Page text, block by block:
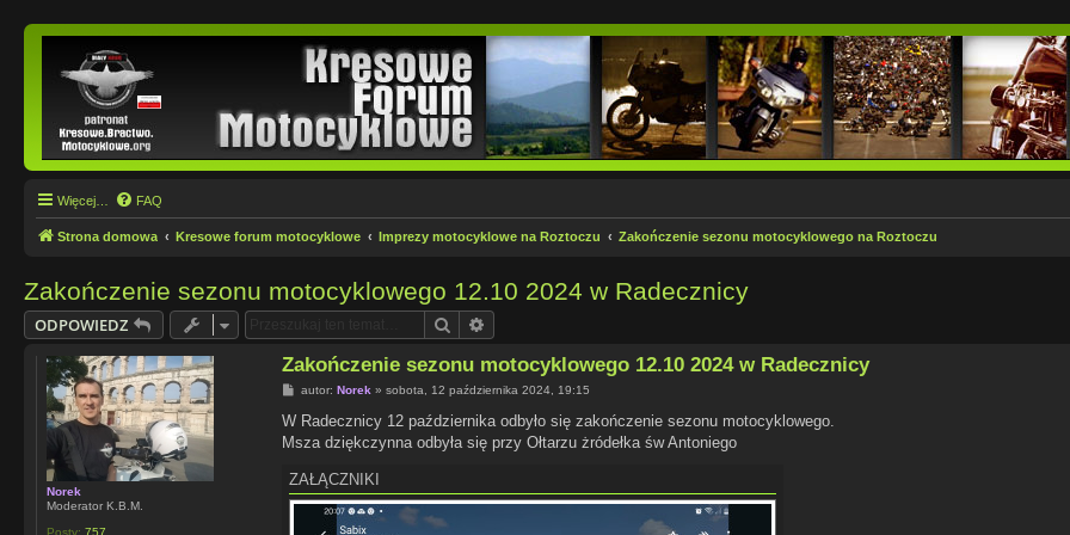
Więcej… FAQ
Strona domowa Kresowe forum motocyklowe Imprezy motocyklowe na Roztoczu Zakończenie sezonu motocyklowego na Roztoczu
Zakończenie sezonu motocyklowego 12.10 2024 w Radecznicy
ODPOWIEDZ Szukaj
Norek
Moderator K.B.M.
Posty: 757
Zakończenie sezonu motocyklowego 12.10 2024 w Radecznicy
P
s
autor:Norek »sobota, 12 października 2024, 19:15
W Radecznicy 12 października odbyło się zakończenie sezonu motocyklowego.
Msza dziękczynna odbyła się przy Ołtarzu żródełka św Antoniego
ZAŁĄCZNIKI